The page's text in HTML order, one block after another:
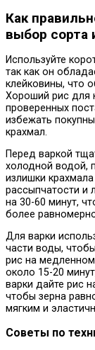
Как
выбор сорта
Используйте
так как он
клейковины, что
Хороший рис для
проверенных
избежать
крахмал.
Перед варкой
холодной водой,
излишки
рассыпчатости и
на 30-60 минут,
более
Для варки
части воды,
рис на
около 15-20
варки дайте рис
чтобы зерна
мягким и
Советы по